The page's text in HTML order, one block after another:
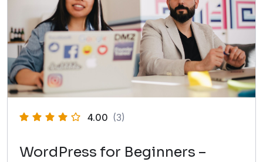
4.00 (3)
WordPress for Beginners –